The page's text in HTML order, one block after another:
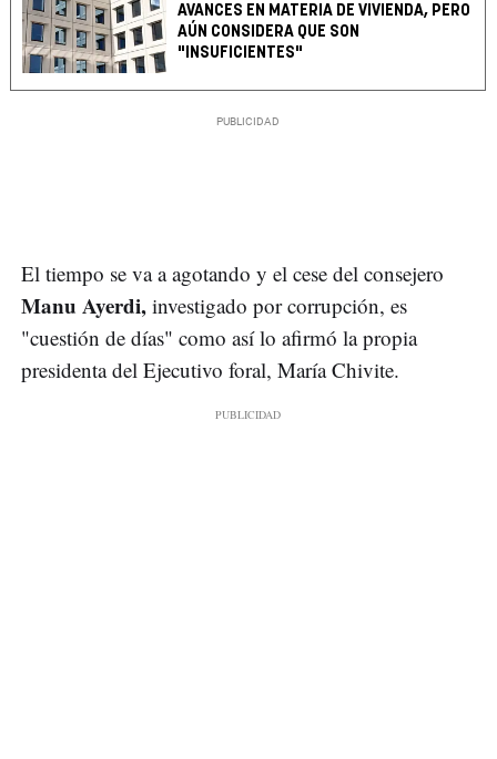
AVANCES EN MATERIA DE VIVIENDA, PERO
AÚN CONSIDERA QUE SON
"INSUFICIENTES"
El tiempo se va a agotando y el cese del consejero
Manu Ayerdi, investigado por corrupción, es
"cuestión de días" como así lo afirmó la propia
presidenta del Ejecutivo foral, María Chivite.